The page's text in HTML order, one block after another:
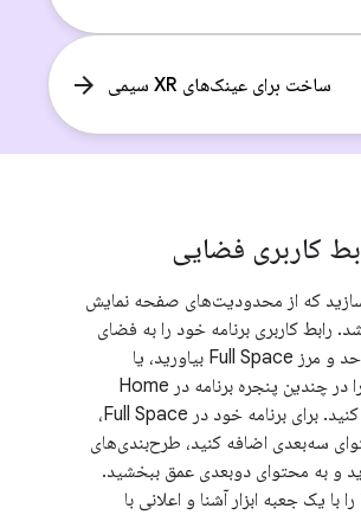
ساخت برای عینک‌های XR سیمی arrow_forward
کاربری فضایی
که از محدودیت‌های صفحه نمایش
رابط کاربری برنامه خود را به فضای
سه‌بعدی و بی‌حد و مرز Full Space بیاورید، یا
چندوظیفگی را در چندین پنجره برنامه در Home
Space فعال کنید. برای برنامه خود در Full Space،
سه‌بعدی اضافه کنید، طرح‌بندی‌های
و به محتوای دوبعدی عمق ببخشید.
با یک جعبه ابزار آشنا و اعلانی با